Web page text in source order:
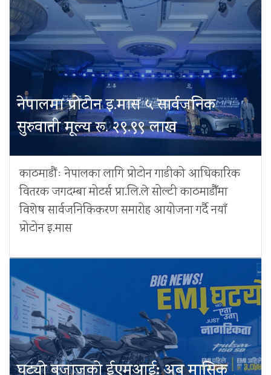
नेपालमा प्रोटोन इ.मास ५ सार्वजनिक
सुरुवाती मूल्य रू. २९.९९ लाख
काठमाडौंः नेपालका लागि प्रोटोन गाडीको आधिकारिक
वितरक जगदम्बा मोटर्स प्रा.लि.ले सोल्टी काठमाडौँमा
विशेष सार्वजनिकिकरण समारोह आयोजना गर्दै नयाँ
प्रोटोन इ.मास